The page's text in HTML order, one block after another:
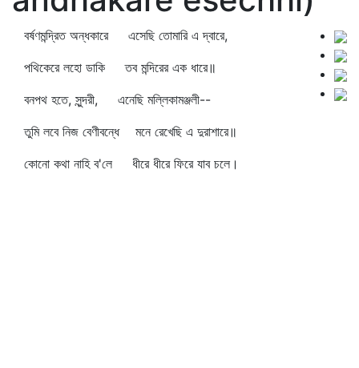
বর্ষণমন্দ্রিত অন্ধকারে এসেছি তোমারি এ দ্বারে,
পথিকেরে লহো ডাকি তব মন্দিরের এক ধারে॥
বনপথ হতে, সুন্দরী, এনেছি মল্লিকামঞ্জলী--
তুমি লবে নিজ বেণীবন্ধে মনে রেখেছি এ দুরাশারে॥
কোনো কথা নাহি ব'লে ধীরে ধীরে ফিরে যাব চলে।